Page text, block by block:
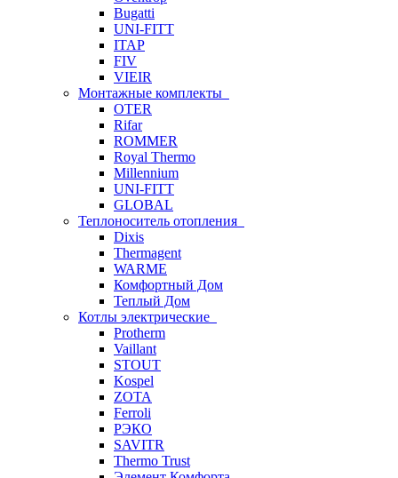
Bugatti
UNI-FITT
ITAP
FIV
VIEIR
Монтажные комплекты
OTER
Rifar
ROMMER
Royal Thermo
Millennium
UNI-FITT
GLOBAL
Теплоноситель отопления
Dixis
Thermagent
WARME
Комфортный Дом
Теплый Дом
Котлы электрические
Protherm
Vaillant
STOUT
Kospel
ZOTA
Ferroli
РЭКО
SAVITR
Thermo Trust